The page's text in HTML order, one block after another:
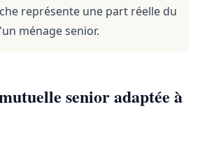
représente une part réelle du
ménage senior.
senior adaptée à